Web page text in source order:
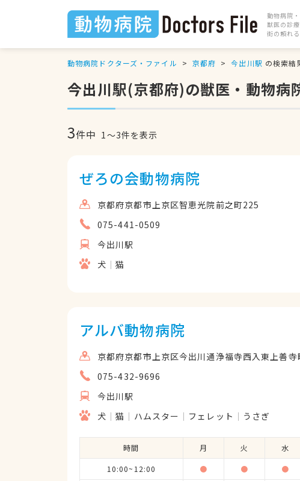
動物病院
獣医の診
街の頼れ
動物病院ドクターズ・ファイル 京都府 今出川駅 の検索結
今出川駅(京都府)の獣医・動物病
3件中 1〜3件を表示
ぜろの会動物病院
京都府京都市上京区智恵光院前之町225
075-441-0509
今出川駅
犬
猫
アルバ動物病院
京都府京都市上京区今出川通浄福寺西入東上善
075-432-9696
今出川駅
犬
猫 ハムスター フェレット うさぎ
時間 月 火 水
10:00~12:00 ● ● ●